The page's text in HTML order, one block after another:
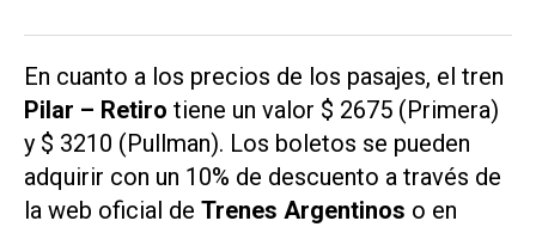
En cuanto a los precios de los pasajes, el tren
Pilar – Retiro tiene un valor $ 2675 (Primera)
y $ 3210 (Pullman). Los boletos se pueden
adquirir con un 10% de descuento a través de
la web oficial de Trenes Argentinos o en